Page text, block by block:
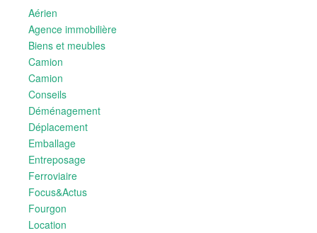
Aérien
Agence immobilière
Biens et meubles
Camion
Camion
Conseils
Déménagement
Déplacement
Emballage
Entreposage
Ferroviaire
Focus&Actus
Fourgon
Location